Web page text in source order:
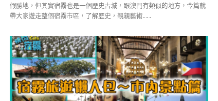
假勝地，但其實宿霧也是一個歷史古城，跟澳門有類似的地方，今篇就
帶大家遊走整個宿霧市區，了解歷史，親親藝術......